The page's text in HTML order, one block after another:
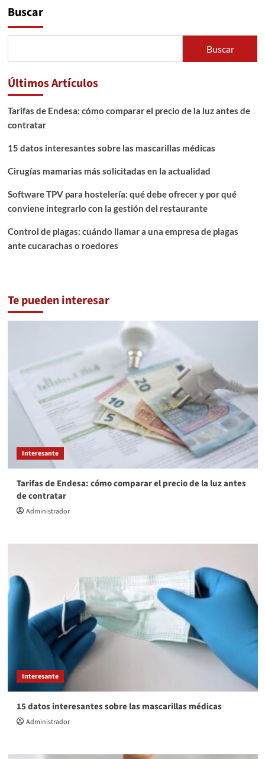
Buscar
Buscar
Últimos Artículos
Tarifas de Endesa: cómo comparar el precio de la luz antes de
contratar
15 datos interesantes sobre las mascarillas médicas
Cirugías mamarias más solicitadas en la actualidad
Software TPV para hostelería: qué debe ofrecer y por qué
conviene integrarlo con la gestión del restaurante
Control de plagas: cuándo llamar a una empresa de plagas
ante cucarachas o roedores
Te pueden interesar
Interesante
Tarifas de Endesa: cómo comparar el precio de la luz antes
de contratar
Administrador
Interesante
15 datos interesantes sobre las mascarillas médicas
Administrador